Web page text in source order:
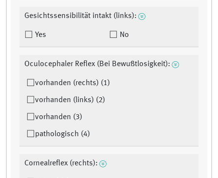
Gesichtssensibilität intakt (links):
Yes No
Oculocephaler Reflex (Bei Bewußtlosigkeit):
vorhanden (rechts) (1)
vorhanden (links) (2)
vorhanden (3)
pathologisch (4)
Cornealreflex (rechts):